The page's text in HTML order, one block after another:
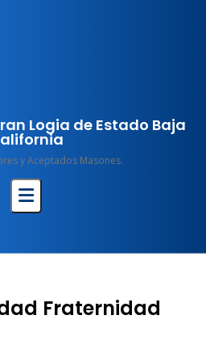
Logia de Estado Baja
y Aceptados Masones.
Fraternidad